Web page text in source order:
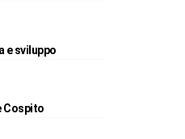
e sviluppo
Cospito